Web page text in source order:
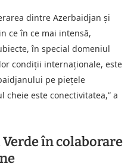
dintre Azerbaidjan și
ce în ce mai intensă,
în special domeniul
condiții internaționale, este
pe piețele
cheie este conectivitatea,” a
în colaborare